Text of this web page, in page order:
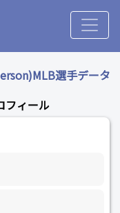
選手データ
フィール